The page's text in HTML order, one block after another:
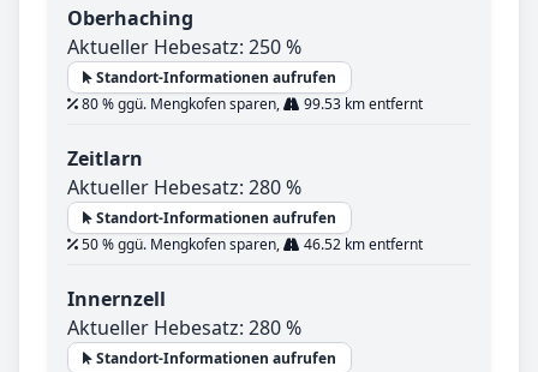
Oberhaching
Aktueller Hebesatz: 250 %
Standort-Informationen aufrufen
80 % ggü. Mengkofen sparen,
99.53 km entfernt
Zeitlarn
Aktueller Hebesatz: 280 %
Standort-Informationen aufrufen
50 % ggü. Mengkofen sparen,
46.52 km entfernt
Innernzell
Aktueller Hebesatz: 280 %
Standort-Informationen aufrufen